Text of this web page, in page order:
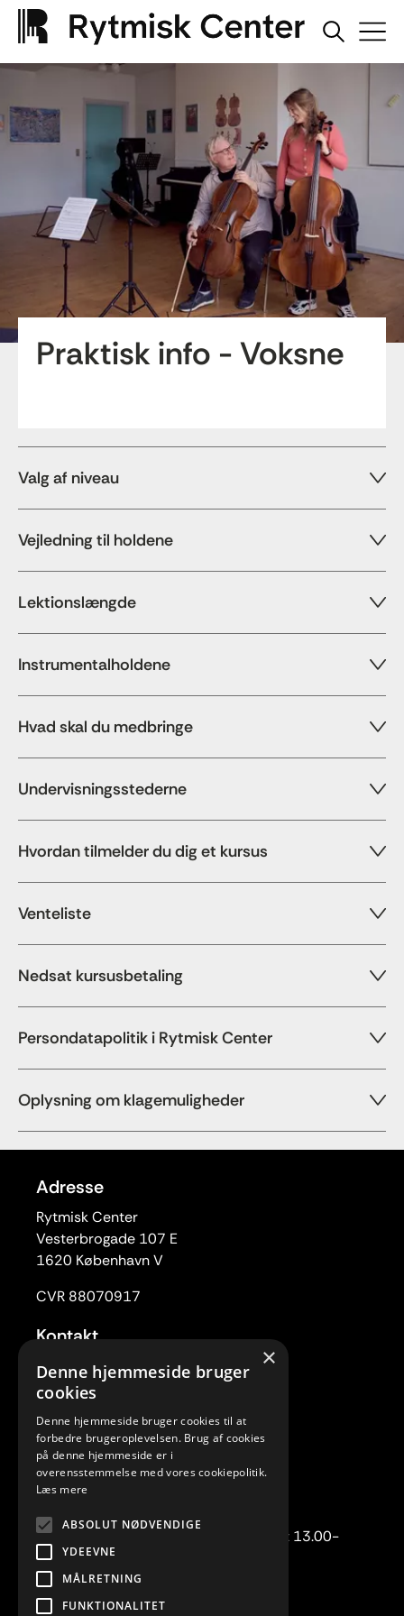
Praktisk info - Voksne
Valg af niveau
Vejledning til holdene
Lektionslængde
Instrumentalholdene
Hvad skal du medbringe
Undervisningsstederne
Hvordan tilmelder du dig et kursus
Venteliste
Nedsat kursusbetaling
Persondatapolitik i Rytmisk Center
Oplysning om klagemuligheder
Adresse
Rytmisk Center
Vesterbrogade 107 E
1620 København V
CVR 88070917
Kontakt
Tlf. 33 22 59 84
Mail:rc@rytmiskcenter.dk
Kontorets åbningstider
Mandag-torsdag kl. 10.00-15.00
Fredag lukket
Telefonisk henvendelse:
Mandag-torsdag kl. 10.00-12.00 samt 13.00-
15.00.
×
Denne hjemmeside bruger
cookies
Denne hjemmeside bruger cookies til at
forbedre brugeroplevelsen. Brug af cookies
på denne hjemmeside er i
overensstemmelse med vores cookiepolitik.
Læs mere
ABSOLUT NØDVENDIGE
YDEEVNE
MÅLRETNING
FUNKTIONALITET